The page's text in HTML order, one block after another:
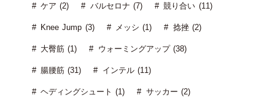
ケア (2) バルセロナ (7) 競り合い (11)
Knee Jump (3) メッシ (1) 捻挫 (2)
大臀筋 (1) ウォーミングアップ (38)
腸腰筋 (31) インテル (11)
ヘディングシュート (1) サッカー (2)